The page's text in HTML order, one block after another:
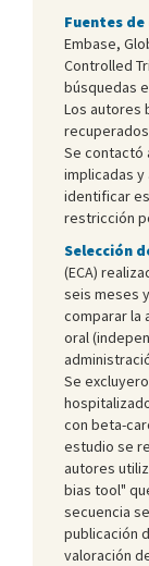
Fuentes
Embase,
Controlled
búsquedas
Los autores
Se contactó
implicadas
identificar
restricción
Selección
(ECA)
seis meses
comparar la
oral
Se
con beta-
estudio se
autores
bias tool"
secuencia
publicación
valoración